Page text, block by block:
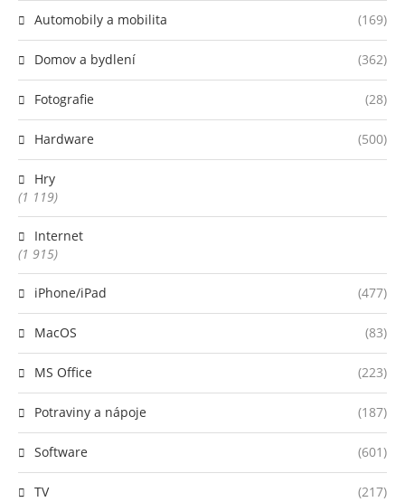
Automobily a mobilita (169)
Domov a bydlení (362)
Fotografie (28)
Hardware (500)
Hry
(1 119)
Internet
(1 915)
iPhone/iPad (477)
MacOS (83)
MS Office (223)
Potraviny a nápoje (187)
Software (601)
TV (217)